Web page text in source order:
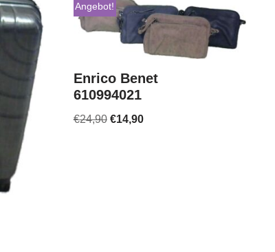
Angebot!
Enrico Benet
610994021
€24,90 €14,90